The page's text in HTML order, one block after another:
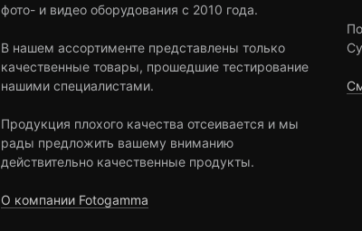
фото- и видео оборудования с 2010 года.
В нашем ассортименте представлены только
качественные товары, прошедшие тестирование
нашими специалистами.
Продукция плохого качества отсеивается и мы
рады предложить вашему вниманию
действительно качественные продукты.
О компании Fotogamma